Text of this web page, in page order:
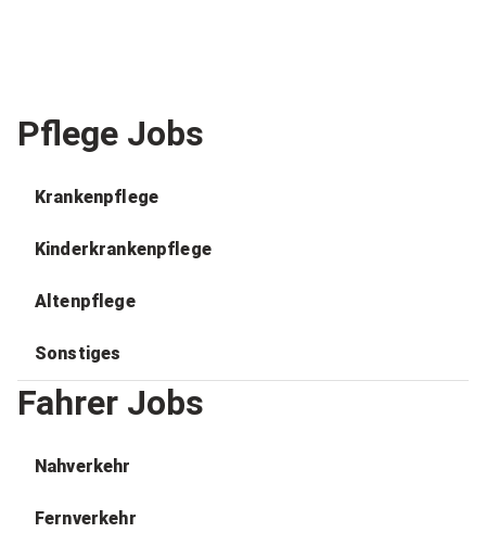
Pflege Jobs
Krankenpflege
Kinderkrankenpflege
Altenpflege
Sonstiges
Fahrer Jobs
Nahverkehr
Fernverkehr